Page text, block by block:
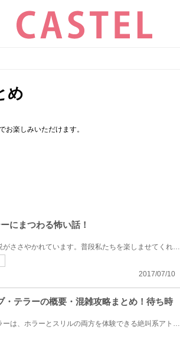
め
お楽しみいただけます。
にまつわる怖い話！
ディズニーシーではこれまでに様々な都市伝説がささやかれています。普段私たちを楽しませてくれるディ...
2017/07/10
・テラーの概要・混雑攻略まとめ！待ち時
東京ディズニーシーにあるタワー・オブ・テラーは、ホラーとスリルの両方を体験できる絶叫系アトラクシ...